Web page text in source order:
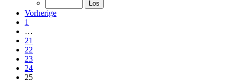
Vorherige
1
…
21
22
23
24
25